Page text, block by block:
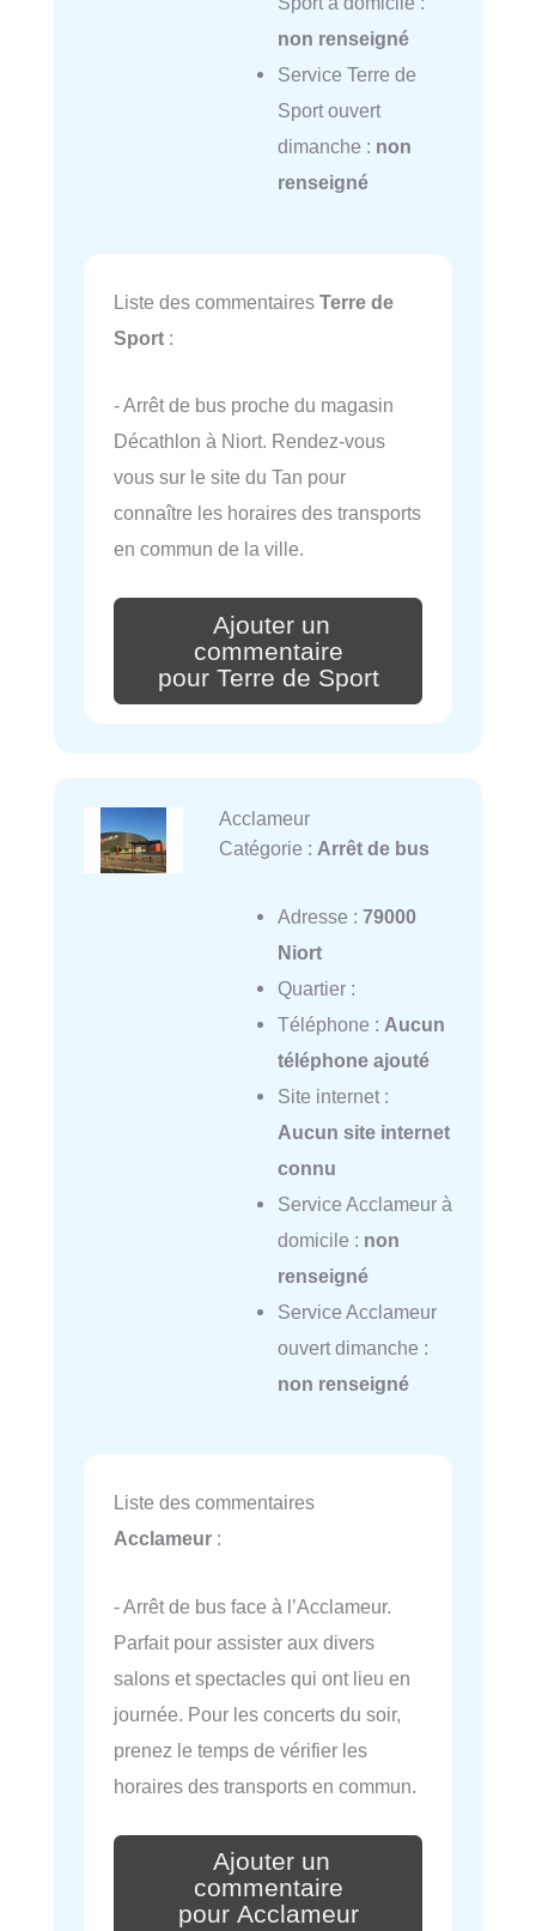
non renseigné
Service Terre de
Sport ouvert
dimanche : non
renseigné
Liste des commentaires Terre de
Sport :
- Arrêt de bus proche du magasin
Décathlon à Niort. Rendez-vous
vous sur le site du Tan pour
connaître les horaires des transports
en commun de la ville.
Ajouter un
commentaire
pour Terre de Sport
Acclameur
Catégorie : Arrêt de bus
Adresse : 79000
Niort
Quartier :
Téléphone : Aucun
téléphone ajouté
Site internet :
Aucun site internet
connu
Service Acclameur à
domicile : non
renseigné
Service Acclameur
ouvert dimanche :
non renseigné
Liste des commentaires
Acclameur :
- Arrêt de bus face à l’Acclameur.
Parfait pour assister aux divers
salons et spectacles qui ont lieu en
journée. Pour les concerts du soir,
prenez le temps de vérifier les
horaires des transports en commun.
Ajouter un
commentaire
pour Acclameur